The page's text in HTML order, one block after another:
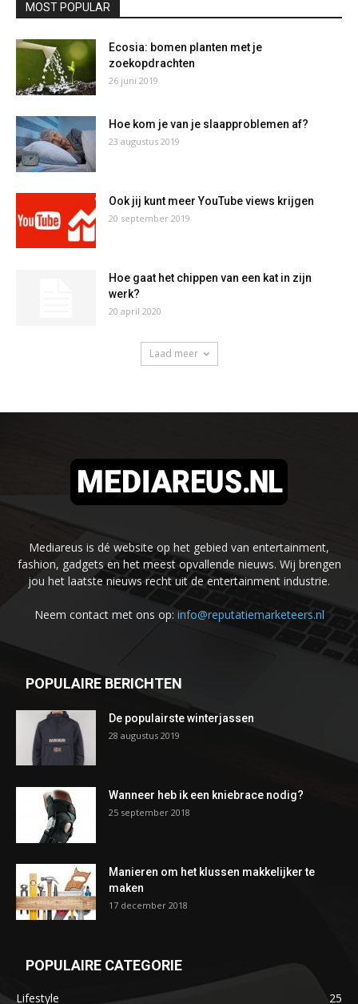
MOST POPULAR
Ecosia: bomen planten met je
zoekopdrachten
26 juni 2019
Hoe kom je van je slaapproblemen af?
23 augustus 2019
Ook jij kunt meer YouTube views krijgen
20 september 2019
Hoe gaat het chippen van een kat in zijn
werk?
20 april 2020
Laad meer
Mediareus is dé website op het gebied van entertainment,
fashion, gadgets en het meest opvallende nieuws. Wij brengen
jou het laatste nieuws recht uit de entertainment industrie.
Neem contact met ons op: info@reputatiemarketeers.nl
POPULAIRE BERICHTEN
De populairste winterjassen
28 augustus 2019
Wanneer heb ik een kniebrace nodig?
25 september 2018
Manieren om het klussen makkelijker te
maken
17 december 2018
POPULAIRE CATEGORIE
Lifestyle 25